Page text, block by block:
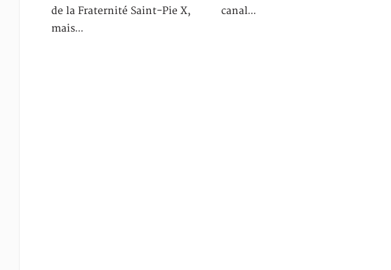
de la Fraternité Saint-Pie X,
mais…
canal…